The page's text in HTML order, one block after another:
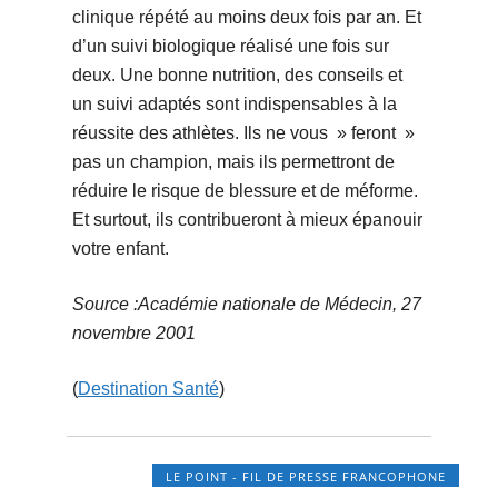
clinique répété au moins deux fois par an. Et
d’un suivi biologique réalisé une fois sur
deux. Une bonne nutrition, des conseils et
un suivi adaptés sont indispensables à la
réussite des athlètes. Ils ne vous » feront »
pas un champion, mais ils permettront de
réduire le risque de blessure et de méforme.
Et surtout, ils contribueront à mieux épanouir
votre enfant.
Source :Académie nationale de Médecin, 27
novembre 2001
(Destination Santé)
LE POINT - FIL DE PRESSE FRANCOPHONE